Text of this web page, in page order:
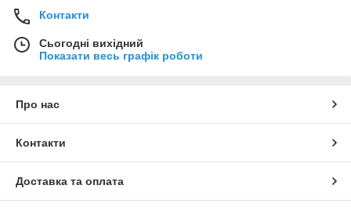
Контакти
Сьогодні вихідний
Показати весь графік роботи
Про нас
Контакти
Доставка та оплата